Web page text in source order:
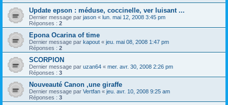
Update epson : méduse, coccinelle, ver luisant ...
Dernier message par jason « lun. mai 12, 2008 3:45 pm
Réponses : 2
Epona Ocarina of time
Dernier message par kapout « jeu. mai 08, 2008 1:47 pm
Réponses : 2
SCORPION
Dernier message par uzan64 « mer. avr. 30, 2008 2:26 pm
Réponses : 3
Nouveauté Canon ,une giraffe
Dernier message par Vertfan « jeu. avr. 10, 2008 9:25 am
Réponses : 3